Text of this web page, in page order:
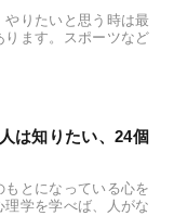
りたいと思う時は最
ます。スポーツなど
は知りたい、24個
とになっている心を
学を学べば、人がな